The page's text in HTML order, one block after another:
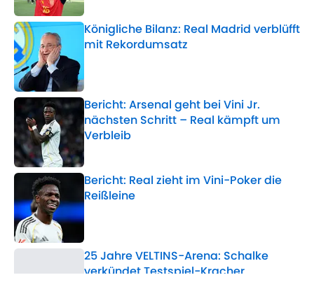
Königliche Bilanz: Real Madrid verblüfft
mit Rekordumsatz
Bericht: Arsenal geht bei Vini Jr.
nächsten Schritt – Real kämpft um
Verbleib
Published by on Invalid Date
Bericht: Real zieht im Vini-Poker die
Reißleine
Published by on Invalid Date
25 Jahre VELTINS-Arena: Schalke
verkündet Testspiel-Kracher